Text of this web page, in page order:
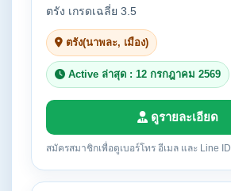
ตรัง เกรดเฉลี่ย 3.5
ตรัง(นาพละ, เมือง)
Active ล่าสุด : 12 กรกฎาคม 2569
ดูรายละเอียด
สมัครสมาชิกเพื่อดูเบอร์โทร อีเมล และ Line ID